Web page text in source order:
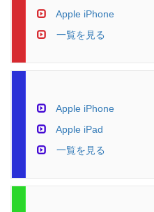
Apple iPhone
一覧を見る
Apple iPhone
Apple iPad
一覧を見る